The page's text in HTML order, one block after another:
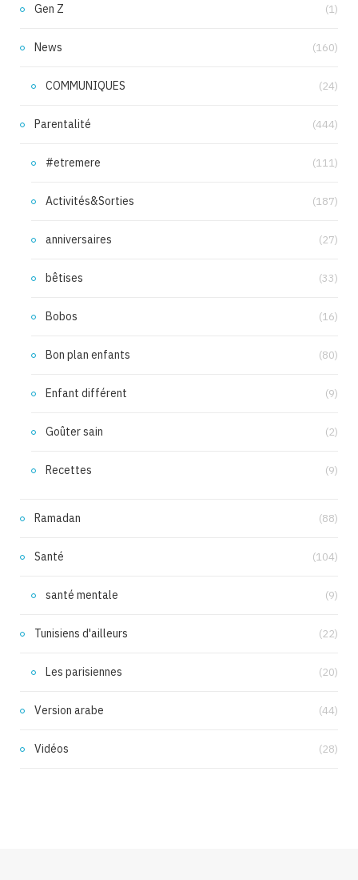
Gen Z (1)
News (160)
COMMUNIQUES (24)
Parentalité (444)
#etremere (111)
Activités&Sorties (187)
anniversaires (27)
bêtises (33)
Bobos (16)
Bon plan enfants (80)
Enfant différent (9)
Goûter sain (2)
Recettes (9)
Ramadan (88)
Santé (104)
santé mentale (9)
Tunisiens d'ailleurs (22)
Les parisiennes (20)
Version arabe (44)
Vidéos (28)